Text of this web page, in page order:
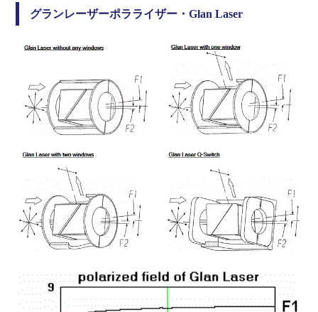
MGTYS-10 10 .748
1.123
MGTYS-20 20 1.373
MGTYE-8 8 .748
MGTYE-12 .873
MGTYE-15 1.123
MGTYE-20 20 1.373
グランレーザーポラライザー・Glan Laser